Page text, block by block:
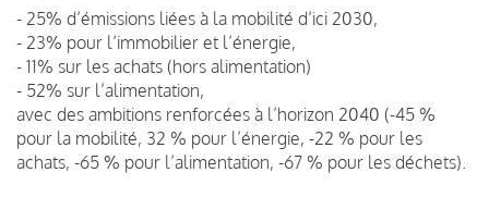
- 25% d’émissions liées à la mobilité d’ici 2030,
- 23% pour l’immobilier et l’énergie,
- 11% sur les achats (hors alimentation)
- 52% sur l’alimentation,
avec des ambitions renforcées à l’horizon 2040 (-45 %
pour la mobilité, 32 % pour l’énergie, -22 % pour les
achats, -65 % pour l’alimentation, -67 % pour les déchets).